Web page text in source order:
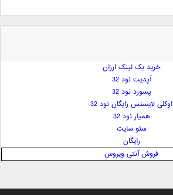
خرید بک لینک ارزان
آپدیت نود 32
پسورد نود 32
اوکلی لایسنس رایگان نود 32
همیار نود 32
سئو سایت
رایگان
فروش آنتی ویروس